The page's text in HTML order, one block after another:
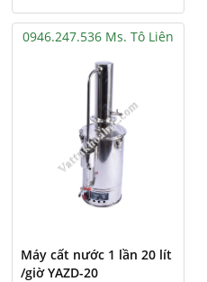
0946.247.536 Ms. Tô Liên
Máy cất nước 1 lần 20 lít
/giờ YAZD-20